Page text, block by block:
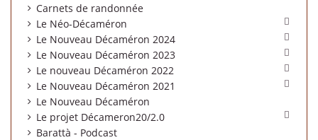
Carnets de randonnée
Le Néo-Décaméron

Le Nouveau Décaméron 2024 
Le Nouveau Décaméron 2023 
Le nouveau Décaméron 2022 
Le Nouveau Décaméron 2021 
Le Nouveau Décaméron
Le projet Décameron20/2.0

Barattà - Podcast